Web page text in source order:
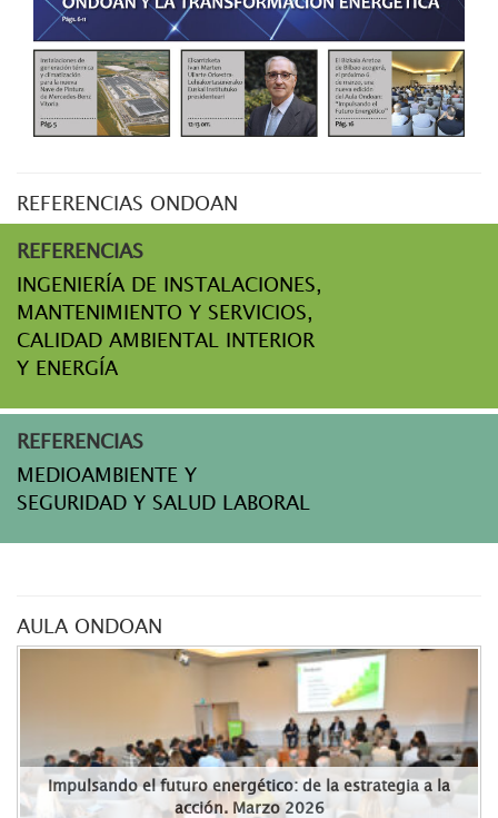
REFERENCIAS ONDOAN
REFERENCIAS
INGENIERÍA DE INSTALACIONES,
MANTENIMIENTO Y SERVICIOS,
CALIDAD AMBIENTAL INTERIOR
Y ENERGÍA
REFERENCIAS
MEDIOAMBIENTE Y
SEGURIDAD Y SALUD LABORAL
AULA ONDOAN
Impulsando el futuro energético: de la estrategia a la
acción. Marzo 2026